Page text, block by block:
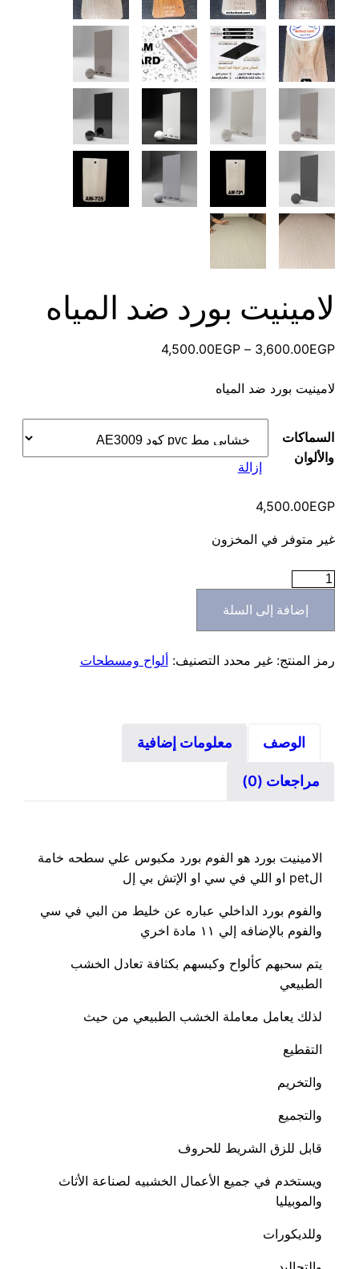
لامينيت بورد ضد المياه
3,600.00EGP
–
4,500.00EGP
⁦4,500.00EGP⁩
لامينيت بورد ضد المياه
السماكات
والألوان
إزالة
4,500.00EGP
غير متوفر في المخزون
كمية
المياه
إضافة إلى السلة
رمز المنتج:غير محدد التصنيف: ألواح ومسطحات
الوصف معلومات إضافية
مراجعات (0)
الامينيت بورد هو الفوم بورد مكبوس علي سطحه خامة
الpet او اللي في سي او الإتش بي إل
والفوم بورد الداخلي عباره عن خليط من البي في سي
والفوم بالإضافه إلي ١١ مادة اخري
يتم سحبهم كألواح وكبسهم بكثافة تعادل الخشب
الطبيعي
لذلك يعامل معاملة الخشب الطبيعي من حيث
التقطيع
والتخريم
والتجميع
قابل للزق الشريط للحروف
ويستخدم في جميع الأعمال الخشبيه لصناعة الأثاث
والموبيليا
وللديكورات